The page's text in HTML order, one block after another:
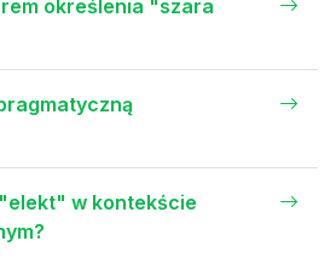
określenia "szara
w kontekście